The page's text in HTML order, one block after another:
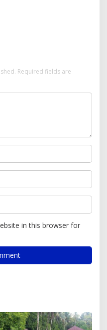
Required fields are
in this browser for